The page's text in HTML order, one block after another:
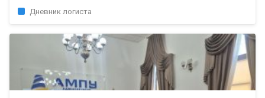
Дневник логиста